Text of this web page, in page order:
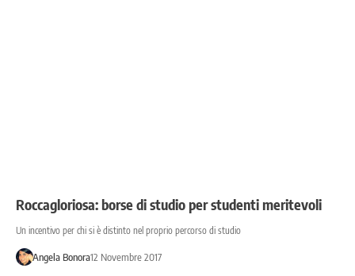
Roccagloriosa: borse di studio per studenti meritevoli
Un incentivo per chi si è distinto nel proprio percorso di studio
Angela Bonora12 Novembre 2017